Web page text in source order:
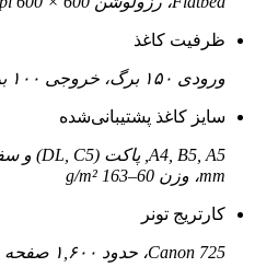
ظرفیت کاغذ
ورودی ۱۵۰ برگ، خروجی ۱۰۰ برگ
سایز کاغذ پشتیبانی‌شده
mm، وزن 60–163 g/m²
کارتریج تونر
Canon 725، حدود ۱,۶۰۰ صفحه